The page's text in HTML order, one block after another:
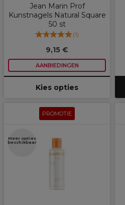
Jean Marin Prof
Kunstnagels Natural Square
50 st
(1)
9,15 €
AANBIEDINGEN
Kies opties
PROMOTIE
Meer opties
beschikbaar